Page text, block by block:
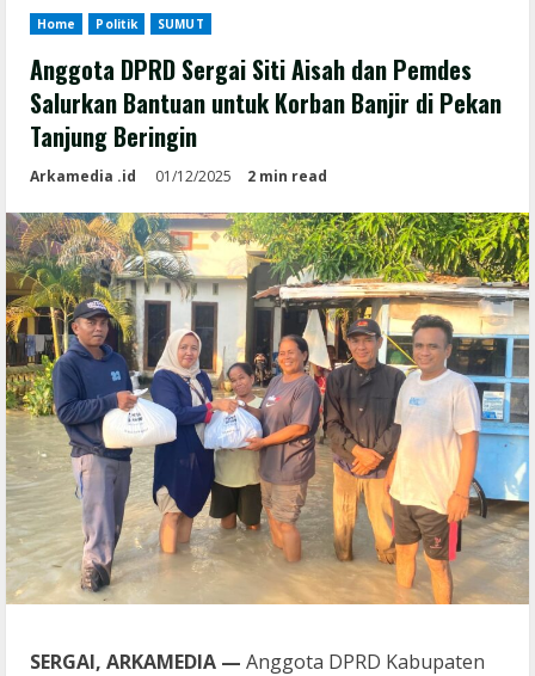
Home Politik SUMUT
Anggota DPRD Sergai Siti Aisah dan Pemdes
Salurkan Bantuan untuk Korban Banjir di Pekan
Tanjung Beringin
Arkamedia .id 01/12/2025 2 min read
SERGAI, ARKAMEDIA — Anggota DPRD Kabupaten